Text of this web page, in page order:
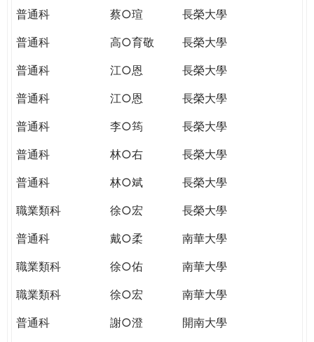
普通科
蔡○瑄
長榮大學
普通科
高○育敬
長榮大學
普通科
江○恩
長榮大學
普通科
江○恩
長榮大學
普通科
李○筠
長榮大學
普通科
林○右
長榮大學
普通科
林○斌
長榮大學
職業類科
徐○宏
長榮大學
普通科
戴○柔
南華大學
職業類科
徐○佑
南華大學
職業類科
徐○宏
南華大學
普通科
謝○澄
開南大學